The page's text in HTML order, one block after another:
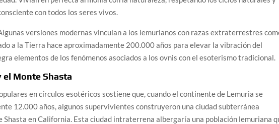
con todos los seres vivos.
versiones modernas vinculan a los lemurianos con razas extraterrestres
a la Tierra hace aproximadamente 200.000 años para elevar la vibración del
elementos de los fenómenos asociados a los ovnis con el esoterismo tradicional.
el Monte Shasta
en círculos esotéricos sostiene que, cuando el continente de Lemuria se
12.000 años, algunos supervivientes construyeron una ciudad subterránea
Shasta en California. Esta ciudad intraterrena albergaría una población lemuriana